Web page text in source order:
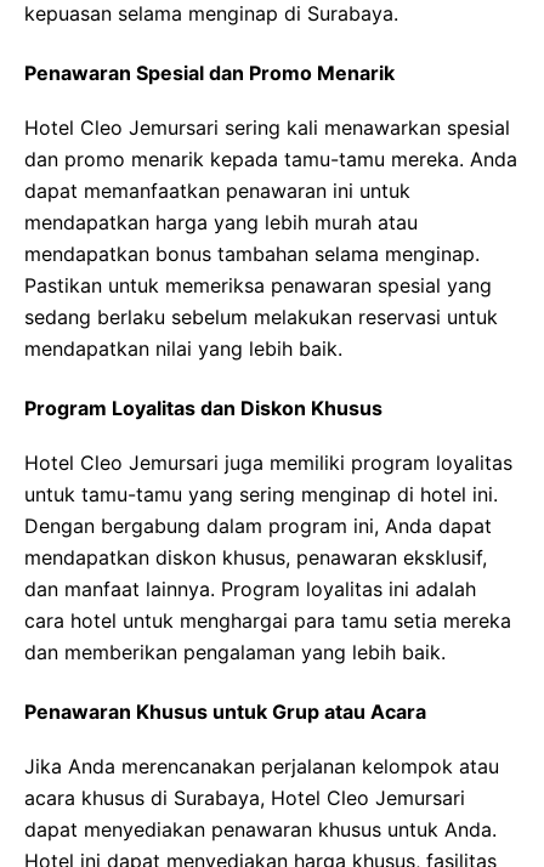
kepuasan selama menginap di Surabaya.
Penawaran Spesial dan Promo Menarik
Hotel Cleo Jemursari sering kali menawarkan spesial
dan promo menarik kepada tamu-tamu mereka. Anda
dapat memanfaatkan penawaran ini untuk
mendapatkan harga yang lebih murah atau
mendapatkan bonus tambahan selama menginap.
Pastikan untuk memeriksa penawaran spesial yang
sedang berlaku sebelum melakukan reservasi untuk
mendapatkan nilai yang lebih baik.
Program Loyalitas dan Diskon Khusus
Hotel Cleo Jemursari juga memiliki program loyalitas
untuk tamu-tamu yang sering menginap di hotel ini.
Dengan bergabung dalam program ini, Anda dapat
mendapatkan diskon khusus, penawaran eksklusif,
dan manfaat lainnya. Program loyalitas ini adalah
cara hotel untuk menghargai para tamu setia mereka
dan memberikan pengalaman yang lebih baik.
Penawaran Khusus untuk Grup atau Acara
Jika Anda merencanakan perjalanan kelompok atau
acara khusus di Surabaya, Hotel Cleo Jemursari
dapat menyediakan penawaran khusus untuk Anda.
Hotel ini dapat menyediakan harga khusus, fasilitas